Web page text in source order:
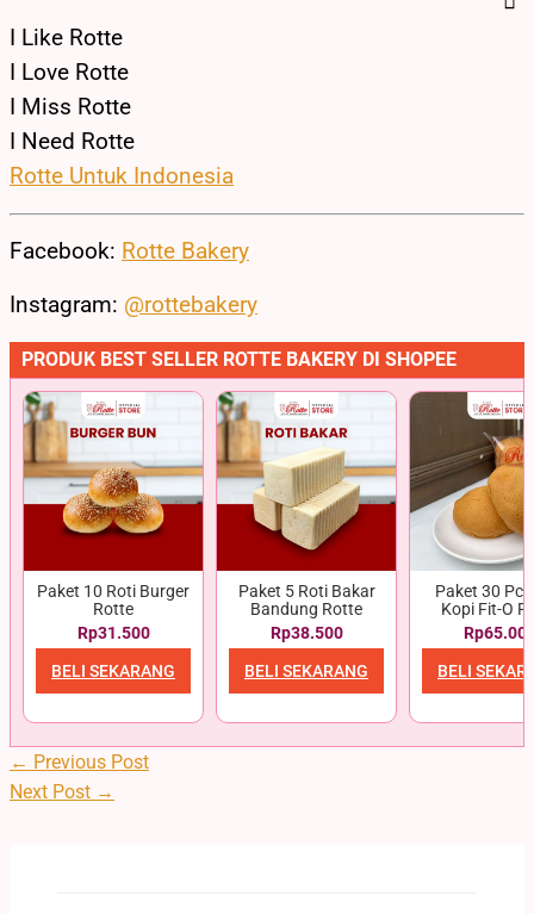
I Like Rotte
I Love Rotte
I Miss Rotte
I Need Rotte
Rotte Untuk Indonesia
Facebook: Rotte Bakery
Instagram: @rottebakery
PRODUK BEST SELLER ROTTE BAKERY DI SHOPEE
Paket 10 Roti Burger
Rotte
Rp31.500
BELI SEKARANG
Paket 5 Roti Bakar
Bandung Rotte
Rp38.500
BELI SEKARANG
Paket 30
Kopi Fit-O
BELI
← Previous Post
Next Post →